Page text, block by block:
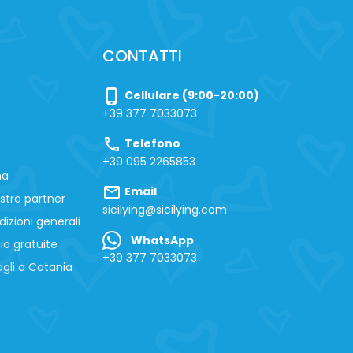
partner
generali
gratuite
a Catania
CONTATTI
phone_iphone
Cellulare (9:00-20:00)
+39 377 7033073
call Telefono
+39 095 2265853
mail Email
sicilying@sicilying.com
WhatsApp
+39 377 7033073